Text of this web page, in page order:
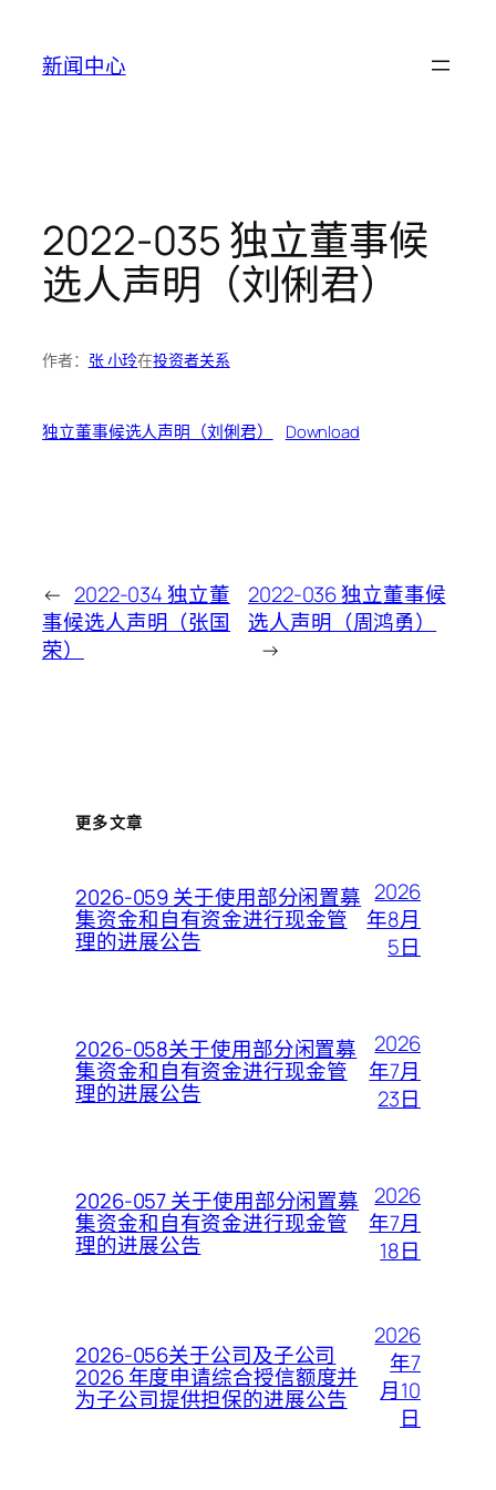
新闻中心
2022-035 独立董事候
选人声明（刘俐君）
作者： 张 小玲在投资者关系
独立董事候选人声明（刘俐君） Download
← 2022-034 独立董
事候选人声明（张国
荣）
2022-036 独立董事候
选人声明（周鸿勇）
→
更多文章
2026-059 关于使用部分闲置募
集资金和自有资金进行现金管
理的进展公告
2026
年8月
5日
2026-058关于使用部分闲置募
集资金和自有资金进行现金管
理的进展公告
2026
年7月
23日
2026-057 关于使用部分闲置募
集资金和自有资金进行现金管
理的进展公告
2026
年7月
18日
2026-056关于公司及子公司
2026 年度申请综合授信额度并
为子公司提供担保的进展公告
2026
年7
月10
日